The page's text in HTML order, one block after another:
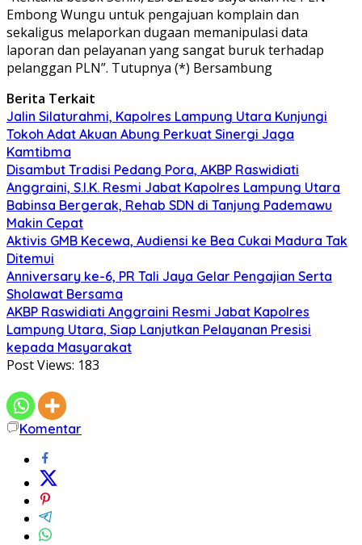
Embong Wungu untuk pengajuan komplain dan
sekaligus melaporkan dugaan memanipulasi data
laporan dan pelayanan yang sangat buruk terhadap
pelanggan PLN”. Tutupnya (*) Bersambung
Berita Terkait
Jalin Silaturahmi, Kapolres Lampung Utara Kunjungi
Tokoh Adat Akuan Abung Perkuat Sinergi Jaga
Kamtibma
Disambut Tradisi Pedang Pora, AKBP Raswidiati
Anggraini, S.I.K. Resmi Jabat Kapolres Lampung Utara
Babinsa Bergerak, Rehab SDN di Tanjung Pademawu
Makin Cepat
Aktivis GMB Kecewa, Audiensi ke Bea Cukai Madura Tak
Ditemui
Anniversary ke-6, PR Tali Jaya Gelar Pengajian Serta
Sholawat Bersama
AKBP Raswidiati Anggraini Resmi Jabat Kapolres
Lampung Utara, Siap Lanjutkan Pelayanan Presisi
kepada Masyarakat
Post Views: 183
Komentar